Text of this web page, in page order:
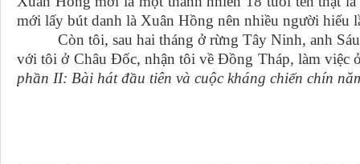
mới lấy bút danh là Xuân Hồng nên nhiều người hiểu
Còn tôi, sau hai tháng ở rừng Tây Ninh, anh Sáu
với tôi ở Châu Đốc, nhận tôi về Đồng Tháp, làm việc
phần II: Bài hát đầu tiên và cuộc kháng chiến chín